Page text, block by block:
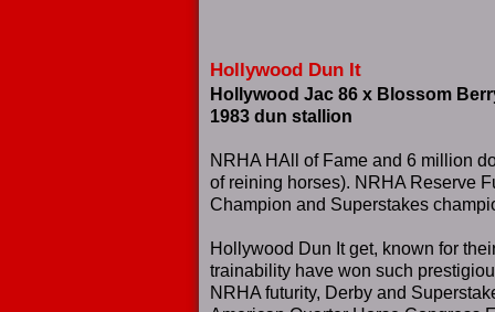
Hollywood Dun It
Hollywood Jac 86 x Blossom
1983 dun stallion
NRHA HAll of Fame and 6 million
of reining horses). NRHA Reserve
Champion and Superstakes
Hollywood Dun It get, known for
trainability have won such
NRHA futurity, Derby and